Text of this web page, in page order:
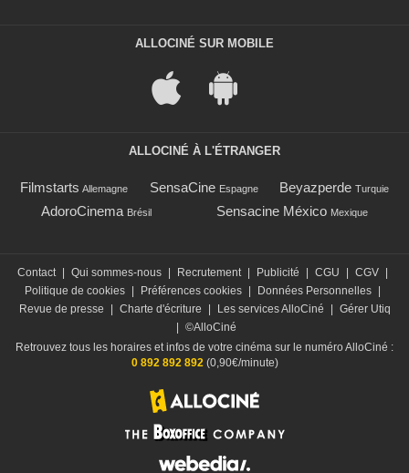
ALLOCINÉ SUR MOBILE
ALLOCINÉ À L'ÉTRANGER
Filmstarts Allemagne SensaCine Espagne Beyazperde Turquie
AdoroCinema Brésil Sensacine México Mexique
Contact Qui sommes-nous Recrutement Publicité CGU CGV
Politique de cookies
Préférences cookies Données Personnelles
Revue de presse
Charte d'écriture Les services AlloCiné
Gérer Utiq
©AlloCiné
Retrouvez tous les horaires et infos de votre cinéma sur le numéro AlloCiné :
0 892 892 892(0,90€/minute)